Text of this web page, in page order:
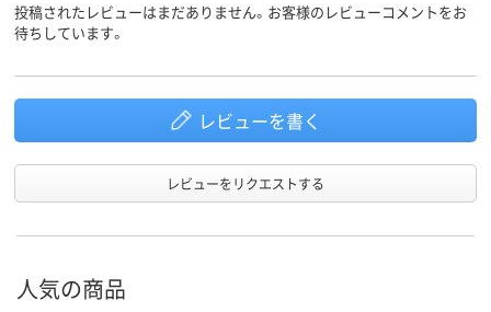
投稿されたレビューはまだありません。お客様のレビューコメントをお
待ちしています。
レビューを書く
レビューをリクエストする
人気の商品